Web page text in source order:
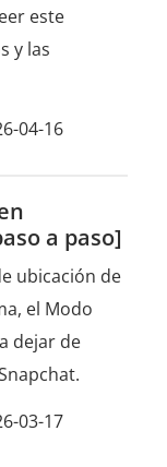
este
y las
04-16
a paso]
ubicación de
el Modo
dejar de
03-17